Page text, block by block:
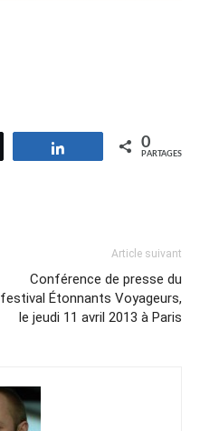
Partagez 0
PARTAGES
Article suivant
Conférence de presse du
festival Étonnants Voyageurs,
le jeudi 11 avril 2013 à Paris